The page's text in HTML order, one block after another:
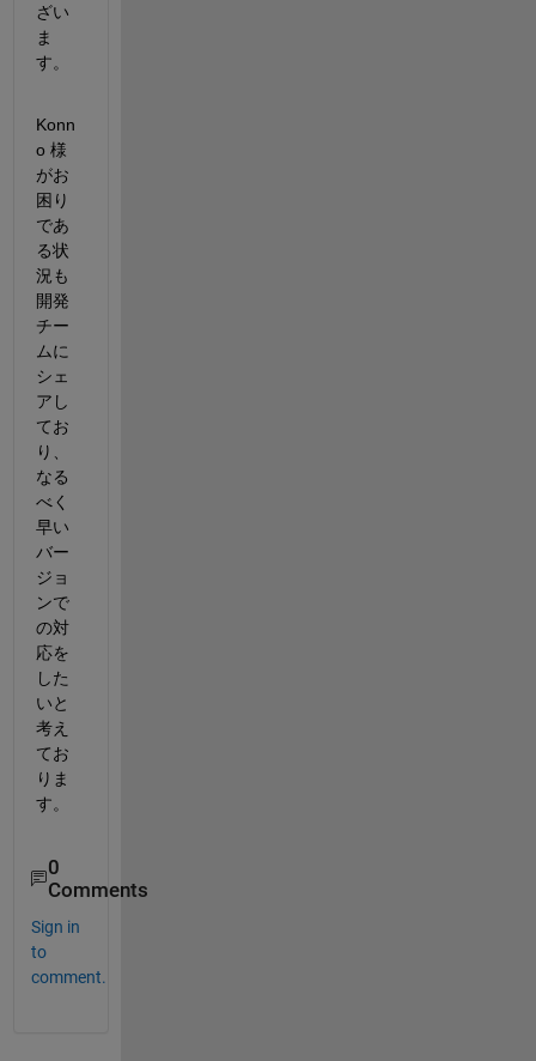
ざい
ま
す。
Konn
o 様
がお
困り
であ
る状
況も
開発
チー
ムに
シェ
アし
てお
り、
なる
べく
早い
バー
ジョ
ンで
の対
応を
した
いと
考え
てお
りま
す。
0
Comments
Sign in
to
comment.